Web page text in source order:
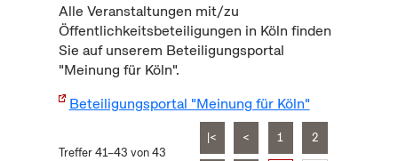
Alle Veranstaltungen mit/zu
Öffentlichkeitsbeteiligungen in Köln finden
Sie auf unserem Beteiligungsportal
"Meinung für Köln".
Beteiligungsportal "Meinung für Köln"
Treffer 41–43 von 43
|< < 1 2